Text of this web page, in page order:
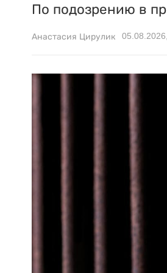
По подозрению в
Анастасия Цирулик